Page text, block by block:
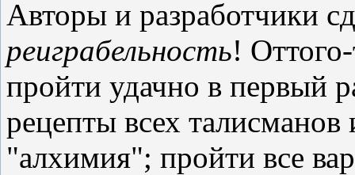
Авторы и разработчики
реиграбельность!
пройти удачно в первый
рецепты всех
"алхимия"; пройти все